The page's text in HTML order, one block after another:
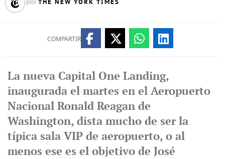
por THE NEW YORK TIMES
COMPARTIR
La nueva Capital One Landing,
inaugurada el martes en el Aeropuerto
Nacional Ronald Reagan de
Washington, dista mucho de ser la
típica sala VIP de aeropuerto, o al
menos ese es el objetivo de José